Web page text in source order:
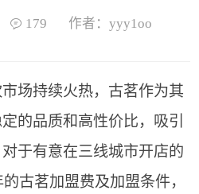
179 作者：yyy1oo
持续火热，古茗作为其
的品质和高性价比，吸引
于有意在三线城市开店的
古茗加盟费及加盟条件，